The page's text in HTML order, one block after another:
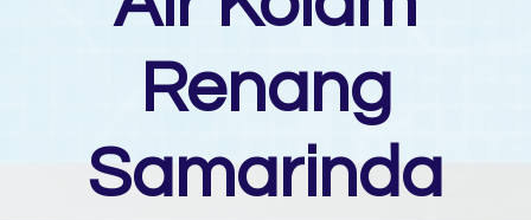
Renang
Samarinda